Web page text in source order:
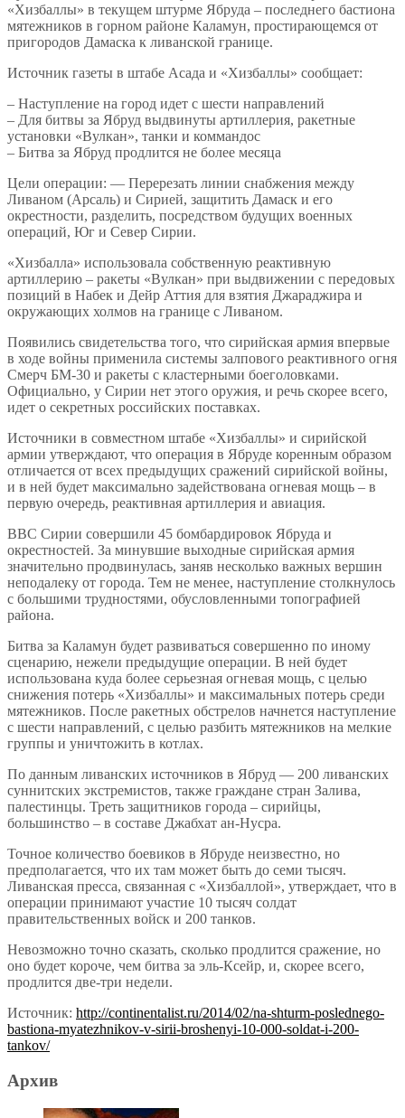
«Хизбаллы» в текущем штурме Ябруда – последнего бастиона
мятежников в горном районе Каламун, простирающемся от
пригородов Дамаска к ливанской границе.
Источник газеты в штабе Асада и «Хизбаллы» сообщает:
– Наступление на город идет с шести направлений
– Для битвы за Ябруд выдвинуты артиллерия, ракетные
установки «Вулкан», танки и коммандос
– Битва за Ябруд продлится не более месяца
Цели операции: — Перерезать линии снабжения между
Ливаном (Арсаль) и Сирией, защитить Дамаск и его
окрестности, разделить, посредством будущих военных
операций, Юг и Север Сирии.
«Хизбалла» использовала собственную реактивную
артиллерию – ракеты «Вулкан» при выдвижении с передовых
позиций в Набек и Дейр Аттия для взятия Джараджира и
окружающих холмов на границе с Ливаном.
Появились свидетельства того, что сирийская армия впервые
в ходе войны применила системы залпового реактивного огня
Смерч БМ-30 и ракеты с кластерными боеголовками.
Официально, у Сирии нет этого оружия, и речь скорее всего,
идет о секретных российских поставках.
Источники в совместном штабе «Хизбаллы» и сирийской
армии утверждают, что операция в Ябруде коренным образом
отличается от всех предыдущих сражений сирийской войны,
и в ней будет максимально задействована огневая мощь – в
первую очередь, реактивная артиллерия и авиация.
ВВС Сирии совершили 45 бомбардировок Ябруда и
окрестностей. За минувшие выходные сирийская армия
значительно продвинулась, заняв несколько важных вершин
неподалеку от города. Тем не менее, наступление столкнулось
с большими трудностями, обусловленными топографией
района.
Битва за Каламун будет развиваться совершенно по иному
сценарию, нежели предыдущие операции. В ней будет
использована куда более серьезная огневая мощь, с целью
снижения потерь «Хизбаллы» и максимальных потерь среди
мятежников. После ракетных обстрелов начнется наступление
с шести направлений, с целью разбить мятежников на мелкие
группы и уничтожить в котлах.
По данным ливанских источников в Ябруд — 200 ливанских
суннитских экстремистов, также граждане стран Залива,
палестинцы. Треть защитников города – сирийцы,
большинство – в составе Джабхат ан-Нусра.
Точное количество боевиков в Ябруде неизвестно, но
предполагается, что их там может быть до семи тысяч.
Ливанская пресса, связанная с «Хизбаллой», утверждает, что в
операции принимают участие 10 тысяч солдат
правительственных войск и 200 танков.
Невозможно точно сказать, сколько продлится сражение, но
оно будет короче, чем битва за эль-Ксейр, и, скорее всего,
продлится две-три недели.
Источник: http://continentalist.ru/2014/02/na-shturm-poslednego-
bastiona-myatezhnikov-v-sirii-broshenyi-10-000-soldat-i-200-
tankov/
Архив